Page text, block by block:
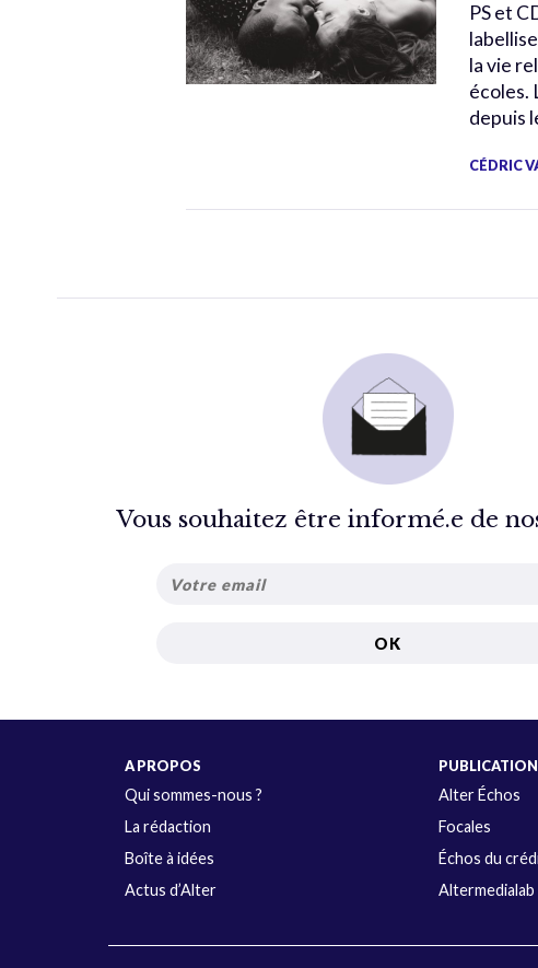
PS et
la vie
écoles.
depuis
CÉDRIC
Vous souhaitez être informé.e de
A PROPOS
Qui sommes-nous ?
La rédaction
Boîte à idées
Actus d’Alter
Alter Échos
Focales
Échos du
Altermedialab